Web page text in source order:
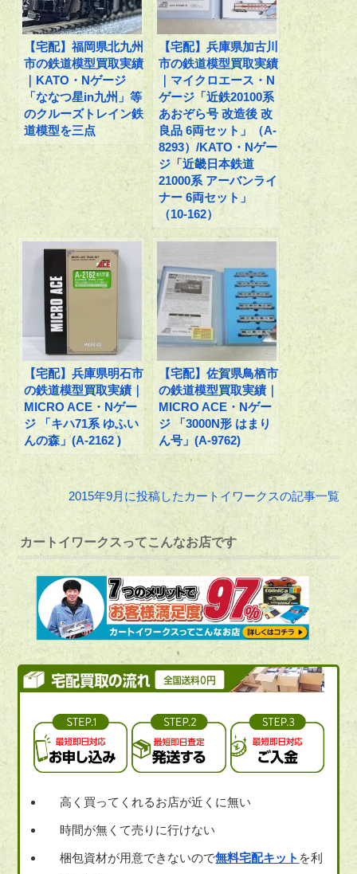
【宅配】福岡県北九州
市の鉄道模型買取実績
｜KATO・Nゲージ
「ななつ星in九州」等
のクルーズトレイン鉄
道模型を三点
【宅配】兵庫県加古川
市の鉄道模型買取実績
｜マイクロエース・N
ゲージ「近鉄20100系
あおぞら号 改造後 改
良品 6両セット」（A-
8293）/KATO・Nゲー
ジ「近畿日本鉄道
21000系 アーバンライ
ナー 6両セット」
（10-162）
【宅配】兵庫県明石市
の鉄道模型買取実績｜
MICRO ACE・Nゲー
ジ 「キハ71系 ゆふい
んの森」(A-2162 )
【宅配】佐賀県鳥栖市
の鉄道模型買取実績｜
MICRO ACE・Nゲー
ジ 「3000N形 はまり
ん号」(A-9762)
2015年9月に投稿したカートイワークスの記事一覧
カートイワークスってこんなお店です
高く買ってくれるお店が近くに無い
時間が無くて売りに行けない
梱包資材が用意できないので無料宅配キット を利